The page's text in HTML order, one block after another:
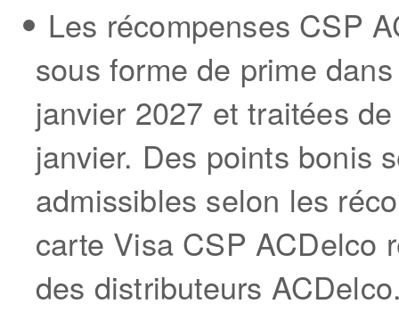
Les récompenses CSP
sous forme de prime
janvier 2027 et traitées
janvier. Des points bonis
admissibles selon les
carte Visa CSP ACDelco
des distributeurs